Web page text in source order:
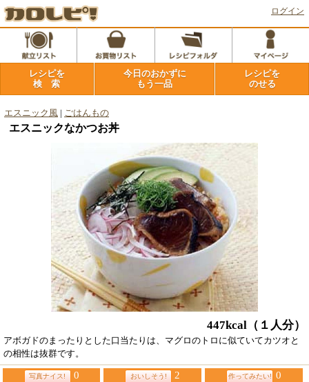
ログイン
レシピを
検 索
今日のおかずに
もう一品
レシピを
のせる
エスニック風 ごはんもの
エスニックなかつお丼
447kcal （１人分）
アボガドのまったりとした口当たりは、マグロのトロに似ていてカツオと
の相性は抜群です。
写真ナイス! 0 おいしそう! 2 作ってみたい! 0